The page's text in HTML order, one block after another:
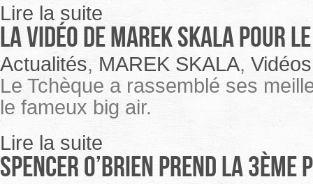
Lire la suite
La vidéo de Marek Skala pour
Actualités, MAREK SKALA, Vidéos
Le Tchèque a rassemblé ses
le fameux big air.
Lire la suite
Spencer O’Brien prend la